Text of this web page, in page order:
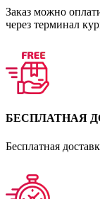
Заказ можно
через терминал
БЕСПЛАТНАЯ
Бесплатная